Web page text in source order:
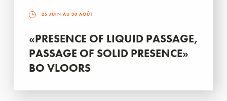
25 JUIN AU 30 AOÛT
«PRESENCE OF LIQUID PASSAGE,
PASSAGE OF SOLID PRESENCE»
BO VLOORS